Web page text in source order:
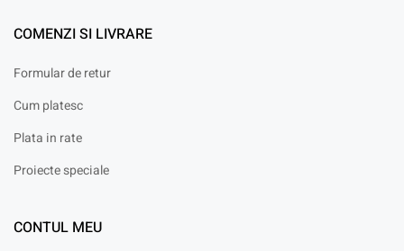
COMENZI SI LIVRARE
Formular de retur
Cum platesc
Plata in rate
Proiecte speciale
CONTUL MEU